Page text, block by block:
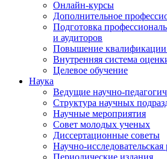
Онлайн-курсы
Дополнительное
Подготовка
и аудиторов
Повышение квалификации
Внутренняя система
Целевое обучение
Наука
Ведущие научно-
Структура научных
Научные мероприятия
Совет молодых ученых
Диссертационные советы
Научно-
Периодические издания